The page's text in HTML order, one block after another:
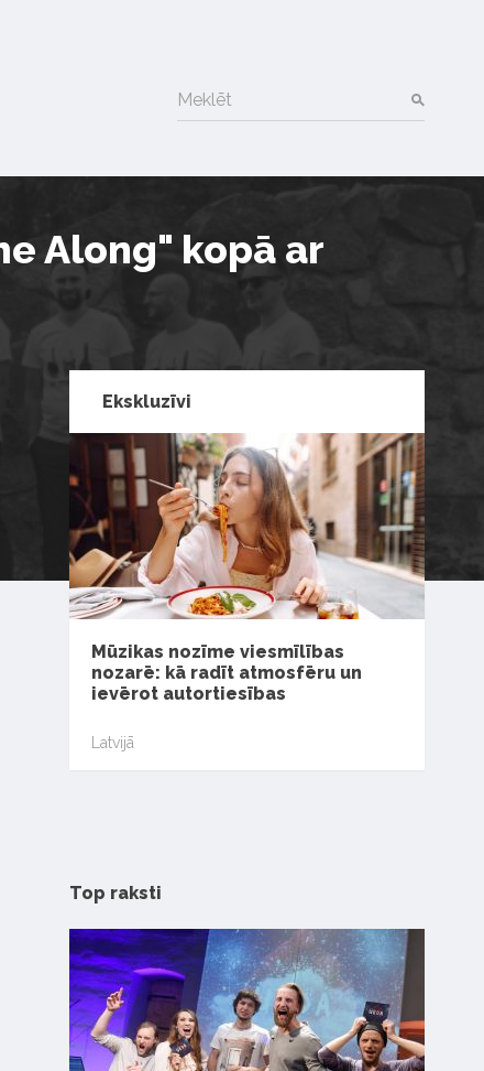
Meklēt
Along" kopā ar
Ekskluzīvi
Mūzikas nozīme viesmīlības
nozarē: kā radīt atmosfēru un
ievērot autortiesības
Latvijā
Top raksti